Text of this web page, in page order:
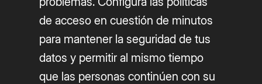
de acceso en cuestión de minutos
para mantener la seguridad de tus
datos y permitir al mismo tiempo
que las personas continúen con su